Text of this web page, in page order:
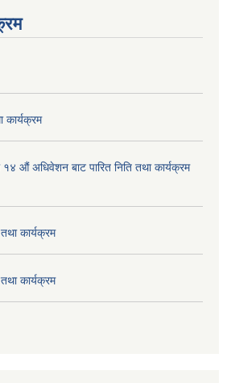
१४ औं अधिवेशन बाट पारित निति तथा कार्यक्रम
कार्यक्रम
कार्यक्रम